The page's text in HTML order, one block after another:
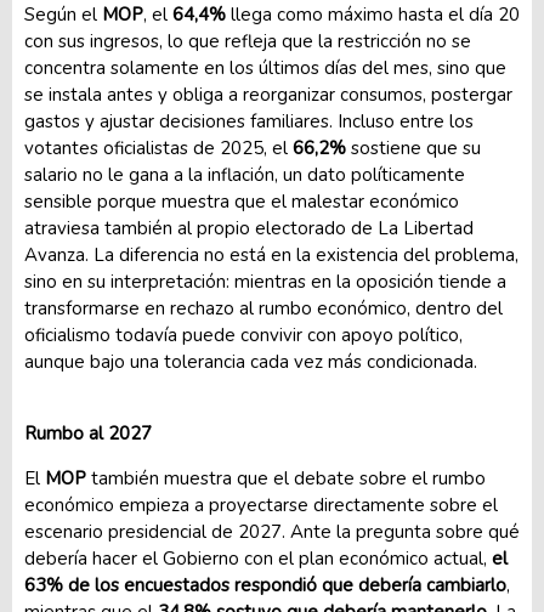
Según el MOP, el 64,4% llega como máximo hasta el día 20
con sus ingresos, lo que refleja que la restricción no se
concentra solamente en los últimos días del mes, sino que
se instala antes y obliga a reorganizar consumos, postergar
gastos y ajustar decisiones familiares. Incluso entre los
votantes oficialistas de 2025, el 66,2% sostiene que su
salario no le gana a la inflación, un dato políticamente
sensible porque muestra que el malestar económico
atraviesa también al propio electorado de La Libertad
Avanza. La diferencia no está en la existencia del problema,
sino en su interpretación: mientras en la oposición tiende a
transformarse en rechazo al rumbo económico, dentro del
oficialismo todavía puede convivir con apoyo político,
aunque bajo una tolerancia cada vez más condicionada.
Rumbo al 2027
El MOP también muestra que el debate sobre el rumbo
económico empieza a proyectarse directamente sobre el
escenario presidencial de 2027. Ante la pregunta sobre qué
debería hacer el Gobierno con el plan económico actual, el
63% de los encuestados respondió que debería cambiarlo,